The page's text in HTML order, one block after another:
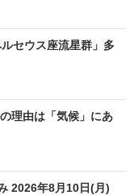
セウス座流星群」多
理由は「気候」にあ
2026年8月10日(月)